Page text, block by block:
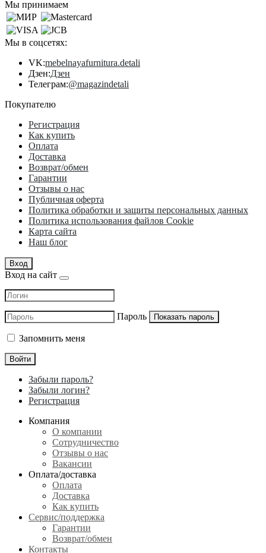
Мы принимаем
Мы в соцсетях:
VK:mebelnayafurnitura.detali
Дзен:Дзен
Телеграм:@magazindetali
Покупателю
Регистрация
Как купить
Оплата
Доставка
Возврат/обмен
Гарантии
Отзывы о нас
Публичная оферта
Политика обработки и защиты персональных данных
Политика использования файлов Cookie
Карта сайта
Наш блог
Вход
Вход на сайт
Пароль Показать пароль
Запомнить меня
Войти
Забыли пароль?
Забыли логин?
Регистрация
Компания
О компании
Сотрудничество
Отзывы о нас
Вакансии
Оплата/доставка
Оплата
Доставка
Как купить
Сервис/поддержка
Гарантии
Возврат/обмен
Контакты